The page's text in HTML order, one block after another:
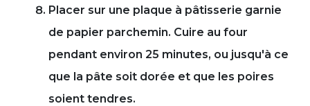
Placer sur une plaque à pâtisserie garnie
de papier parchemin. Cuire au four
pendant environ 25 minutes, ou jusqu'à ce
que la pâte soit dorée et que les poires
soient tendres.